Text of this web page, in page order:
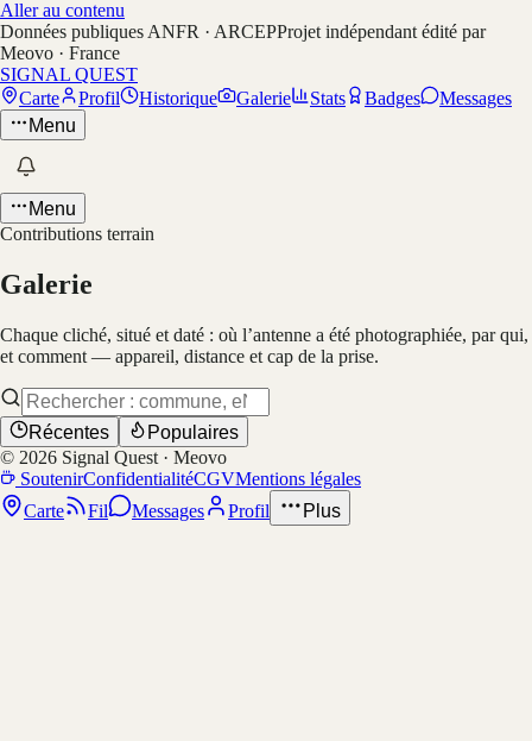
Aller au contenu
Données publiques ANFR · ARCEPProjet indépendant édité par
Meovo · France
SIGNAL QUEST
Carte
Profil Historique Galerie Stats Badges
Messages
Menu
Menu
Contributions terrain
Galerie
Chaque cliché, situé et daté : où l’antenne a été photographiée, par qui,
et comment — appareil, distance et cap de la prise.
Récentes
Populaires
© 2026 Signal Quest · Meovo
SoutenirConfidentialitéCGVMentions légales
Carte
Fil Messages Profil Plus